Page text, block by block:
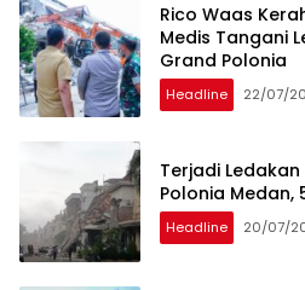
Rico Waas
Medis Tangani
Grand Polonia
Headline 22/07/
Terjadi
Polonia Medan,
Headline 20/07/